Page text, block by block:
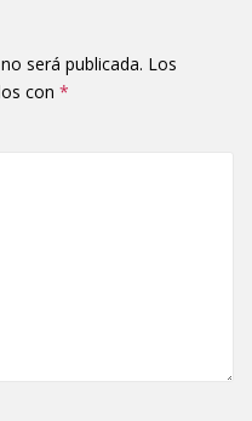
será publicada. Los
con *